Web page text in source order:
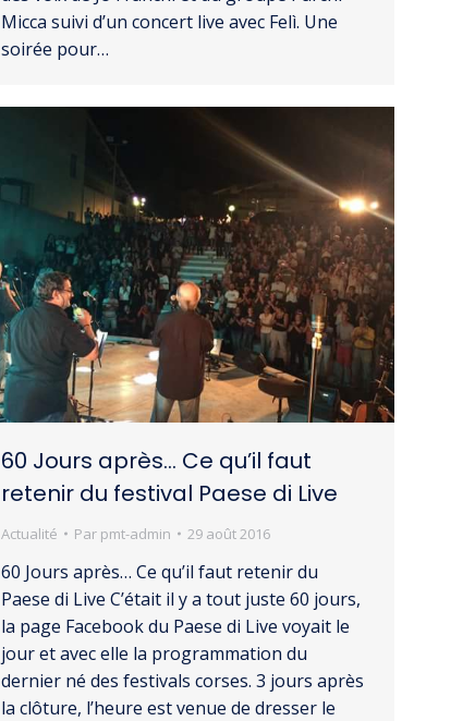
Micca suivi d’un concert live avec Felì. Une
soirée pour…
60 Jours après… Ce qu’il faut
retenir du festival Paese di Live
Actualité Par pmt-admin 29 août 2016
60 Jours après… Ce qu’il faut retenir du
Paese di Live C’était il y a tout juste 60 jours,
la page Facebook du Paese di Live voyait le
jour et avec elle la programmation du
dernier né des festivals corses. 3 jours après
la clôture, l’heure est venue de dresser le